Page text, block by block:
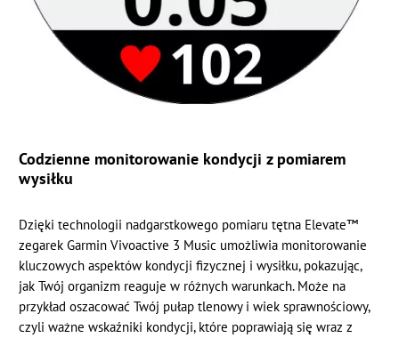
Codzienne monitorowanie kondycji z pomiarem
wysiłku
Dzięki technologii nadgarstkowego pomiaru tętna Elevate™
zegarek Garmin Vivoactive 3 Music umożliwia monitorowanie
kluczowych aspektów kondycji fizycznej i wysiłku, pokazując,
jak Twój organizm reaguje w różnych warunkach. Może na
przykład oszacować Twój pułap tlenowy i wiek sprawnościowy,
czyli ważne wskaźniki kondycji, które poprawiają się wraz z